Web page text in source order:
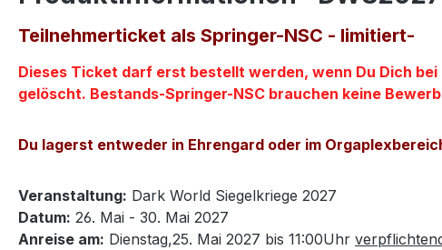
Teilnehmerticket als Springer-NSC - limitiert-
Dieses Ticket darf erst bestellt werden, wenn Du Dich
gelöscht. Bestands-Springer-NSC brauchen keine
Du lagerst entweder in Ehrengard oder im
Veranstaltung: Dark World Siegelkriege 2027
Datum: 26. Mai - 30. Mai 2027
Anreise am: Dienstag,25. Mai 2027 bis 11:00Uhr